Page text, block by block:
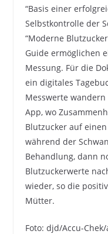
“Basis einer
Selbstkontrolle der
“Moderne
Guide ermöglichen
Messung. Für die
ein digitales
Messwerte
App, wo
Blutzucker auf
während der
Behandlung, dann
Blutzuckerwerte
wieder, so die
Mütter.
Foto: djd/Accu-